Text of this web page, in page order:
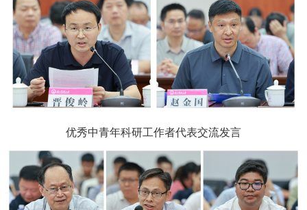
优秀中青年科研工作者代表交流发言